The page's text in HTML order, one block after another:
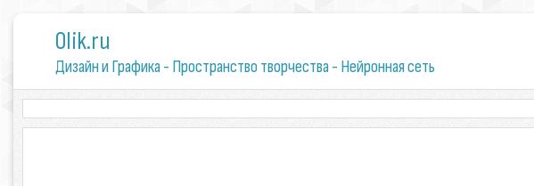
0lik.ru
Дизайн и Графика - Пространство творчества - Нейронная сеть